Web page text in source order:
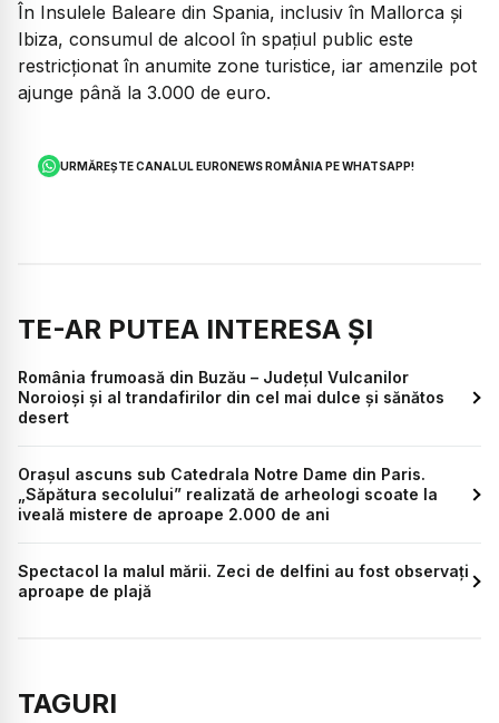
În Insulele Baleare din Spania, inclusiv în Mallorca și
Ibiza, consumul de alcool în spațiul public este
restricționat în anumite zone turistice, iar amenzile pot
ajunge până la 3.000 de euro.
URMĂREȘTE CANALUL EURONEWS ROMÂNIA PE WHATSAPP!
TE-AR PUTEA INTERESA ȘI
România frumoasă din Buzău – Județul Vulcanilor
Noroioși și al trandafirilor din cel mai dulce și sănătos
desert
Orașul ascuns sub Catedrala Notre Dame din Paris.
„Săpătura secolului” realizată de arheologi scoate la
iveală mistere de aproape 2.000 de ani
Spectacol la malul mării. Zeci de delfini au fost observați
aproape de plajă
TAGURI